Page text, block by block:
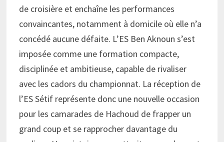
de croisière et enchaîne les performances
convaincantes, notamment à domicile où elle n’a
concédé aucune défaite. L’ES Ben Aknoun s’est
imposée comme une formation compacte,
disciplinée et ambitieuse, capable de rivaliser
avec les cadors du championnat. La réception de
l’ES Sétif représente donc une nouvelle occasion
pour les camarades de Hachoud de frapper un
grand coup et se rapprocher davantage du